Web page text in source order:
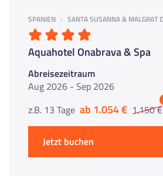
SPANIEN SANTA SUSANNA & MALGRAT
Aquahotel Onabrava & Spa
Abreisezeitraum
Aug 2026 - Sep 2026
z.B. 13 Tage ab 1.054 € 1.150 €
Jetzt buchen